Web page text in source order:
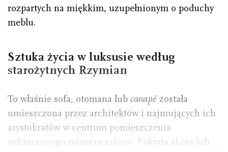
rozpartych na miękkim, uzupełnionym o poduchy
meblu.
Sztuka życia w luksusie według
starożytnych Rzymian
To właśnie sofa, otomana lub canapézostała
umieszczona przez architektów i najmujących ich
arystokratów w centrum pomieszczenia
ochrzczonego mianem salonu. Pokryta skórą lub …